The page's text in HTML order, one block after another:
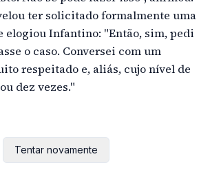
ter solicitado formalmente uma
elogiou Infantino: "Então, sim, pedi
o caso. Conversei com um
respeitado e, aliás, cujo nível de
dez vezes."
Tentar novamente